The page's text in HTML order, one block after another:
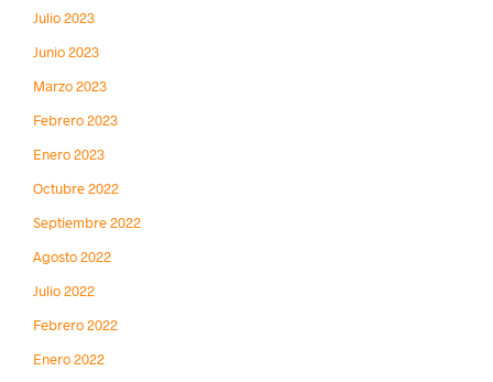
Julio 2023
Junio 2023
Marzo 2023
Febrero 2023
Enero 2023
Octubre 2022
Septiembre 2022
Agosto 2022
Julio 2022
Febrero 2022
Enero 2022